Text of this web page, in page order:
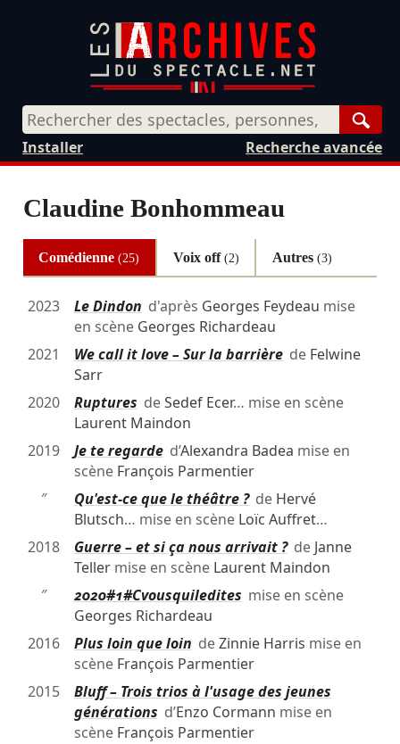
Recherche avancée
Installer
Claudine Bonhommeau
Comédienne(25) Voix off(2) Autres(3)
2023 Le Dindon d'après Georges Feydeau mise
en scène Georges Richardeau
2021
We call it love – Sur la barrièrede Felwine
Sarr
2020
Ruptures deSedef Ecer… mise en scène
Laurent Maindon
2019
Je te regarded’Alexandra Badea mise en
scène François Parmentier
″
Qu'est-ce que le théâtre ?de Hervé
Blutsch… mise en scène Loïc Auffret…
2018
Guerre – et si ça nous arrivait ?de Janne
Tellermise en scène Laurent Maindon
″
2020#1#Cvousquiledites mise en scène
Georges Richardeau
2016
Plus loin que loin deZinnie Harris mise en
scène François Parmentier
2015
Bluff – Trois trios à l'usage des jeunes
générations d’Enzo Cormann mise en
scène François Parmentier